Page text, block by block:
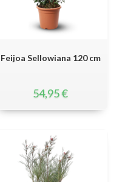
Feijoa Sellowiana 120 cm
54,95€